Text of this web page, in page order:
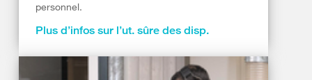
personnel.
Plus d’infos sur l’ut. sûre des disp.